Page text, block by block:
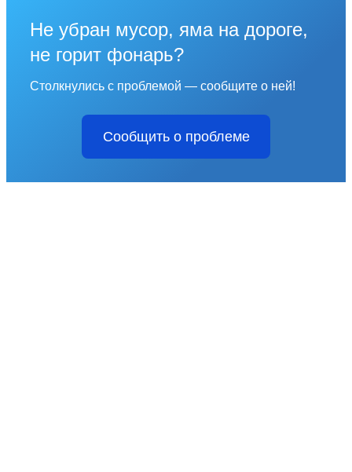
Не убран мусор, яма на дороге,
не горит фонарь?
Столкнулись с проблемой — сообщите о ней!
Сообщить о проблеме